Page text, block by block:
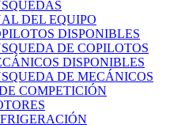
DEL EQUIPO
DISPONIBLES
DE COPILOTOS
DISPONIBLES
DE MECÁNICOS
COMPETICIÓN